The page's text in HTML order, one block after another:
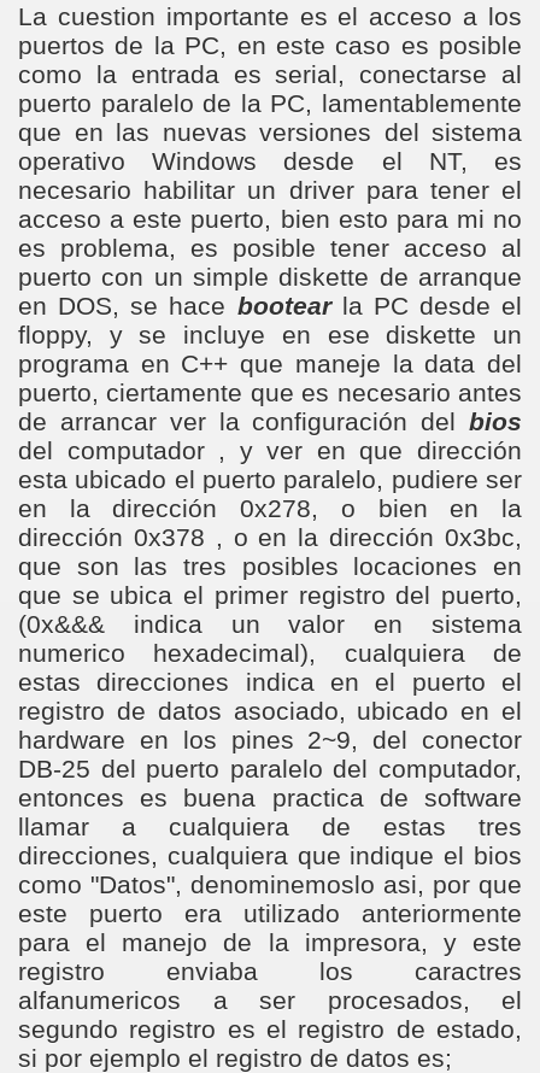
La cuestion importante es el acceso a los
puertos de la PC, en este caso es posible
como la entrada es serial, conectarse al
puerto paralelo de la PC, lamentablemente
que en las nuevas versiones del sistema
operativo Windows desde el NT, es
necesario habilitar un driver para tener el
acceso a este puerto, bien esto para mi no
es problema, es posible tener acceso al
puerto con un simple diskette de arranque
en DOS, se hace bootearla PC desde el
floppy, y se incluye en ese diskette un
programa en C++ que maneje la data del
puerto, ciertamente que es necesario antes
de arrancar ver la configuración del bios
del computador , y ver en que dirección
esta ubicado el puerto paralelo, pudiere ser
en la dirección 0x278, o bien en la
dirección 0x378 , o en la dirección 0x3bc,
que son las tres posibles locaciones en
que se ubica el primer registro del puerto,
(0x&&& indica un valor en sistema
numerico hexadecimal), cualquiera de
estas direcciones indica en el puerto el
registro de datos asociado, ubicado en el
hardware en los pines 2~9, del conector
DB-25 del puerto paralelo del computador,
entonces es buena practica de software
llamar a cualquiera de estas tres
direcciones, cualquiera que indique el bios
como "Datos", denominemoslo asi, por que
este puerto era utilizado anteriormente
para el manejo de la impresora, y este
registro enviaba los caractres
alfanumericos a ser procesados, el
segundo registro es el registro de estado,
si por ejemplo el registro de datos es;